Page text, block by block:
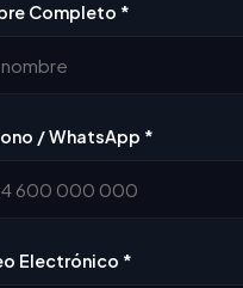
Completo *
/ WhatsApp *
Electrónico *